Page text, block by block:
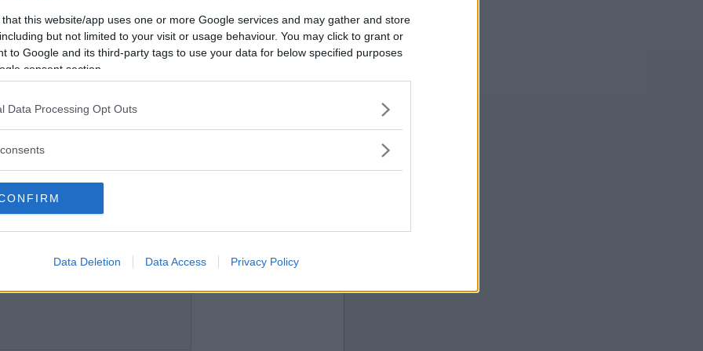
that this website/app uses one or more Google services and may gather and store
but not limited to your visit or usage behaviour. You may click to grant or
to Google and its third-party tags to use your data for below specified purposes
consent section.
Data Processing Opt Outs
Data Deletion Data Access Privacy Policy
2022-07-26 10:09
och duktiga människor jag har omkring
över er, kram på er <3 &#128149;
Vill du bli
medlem?